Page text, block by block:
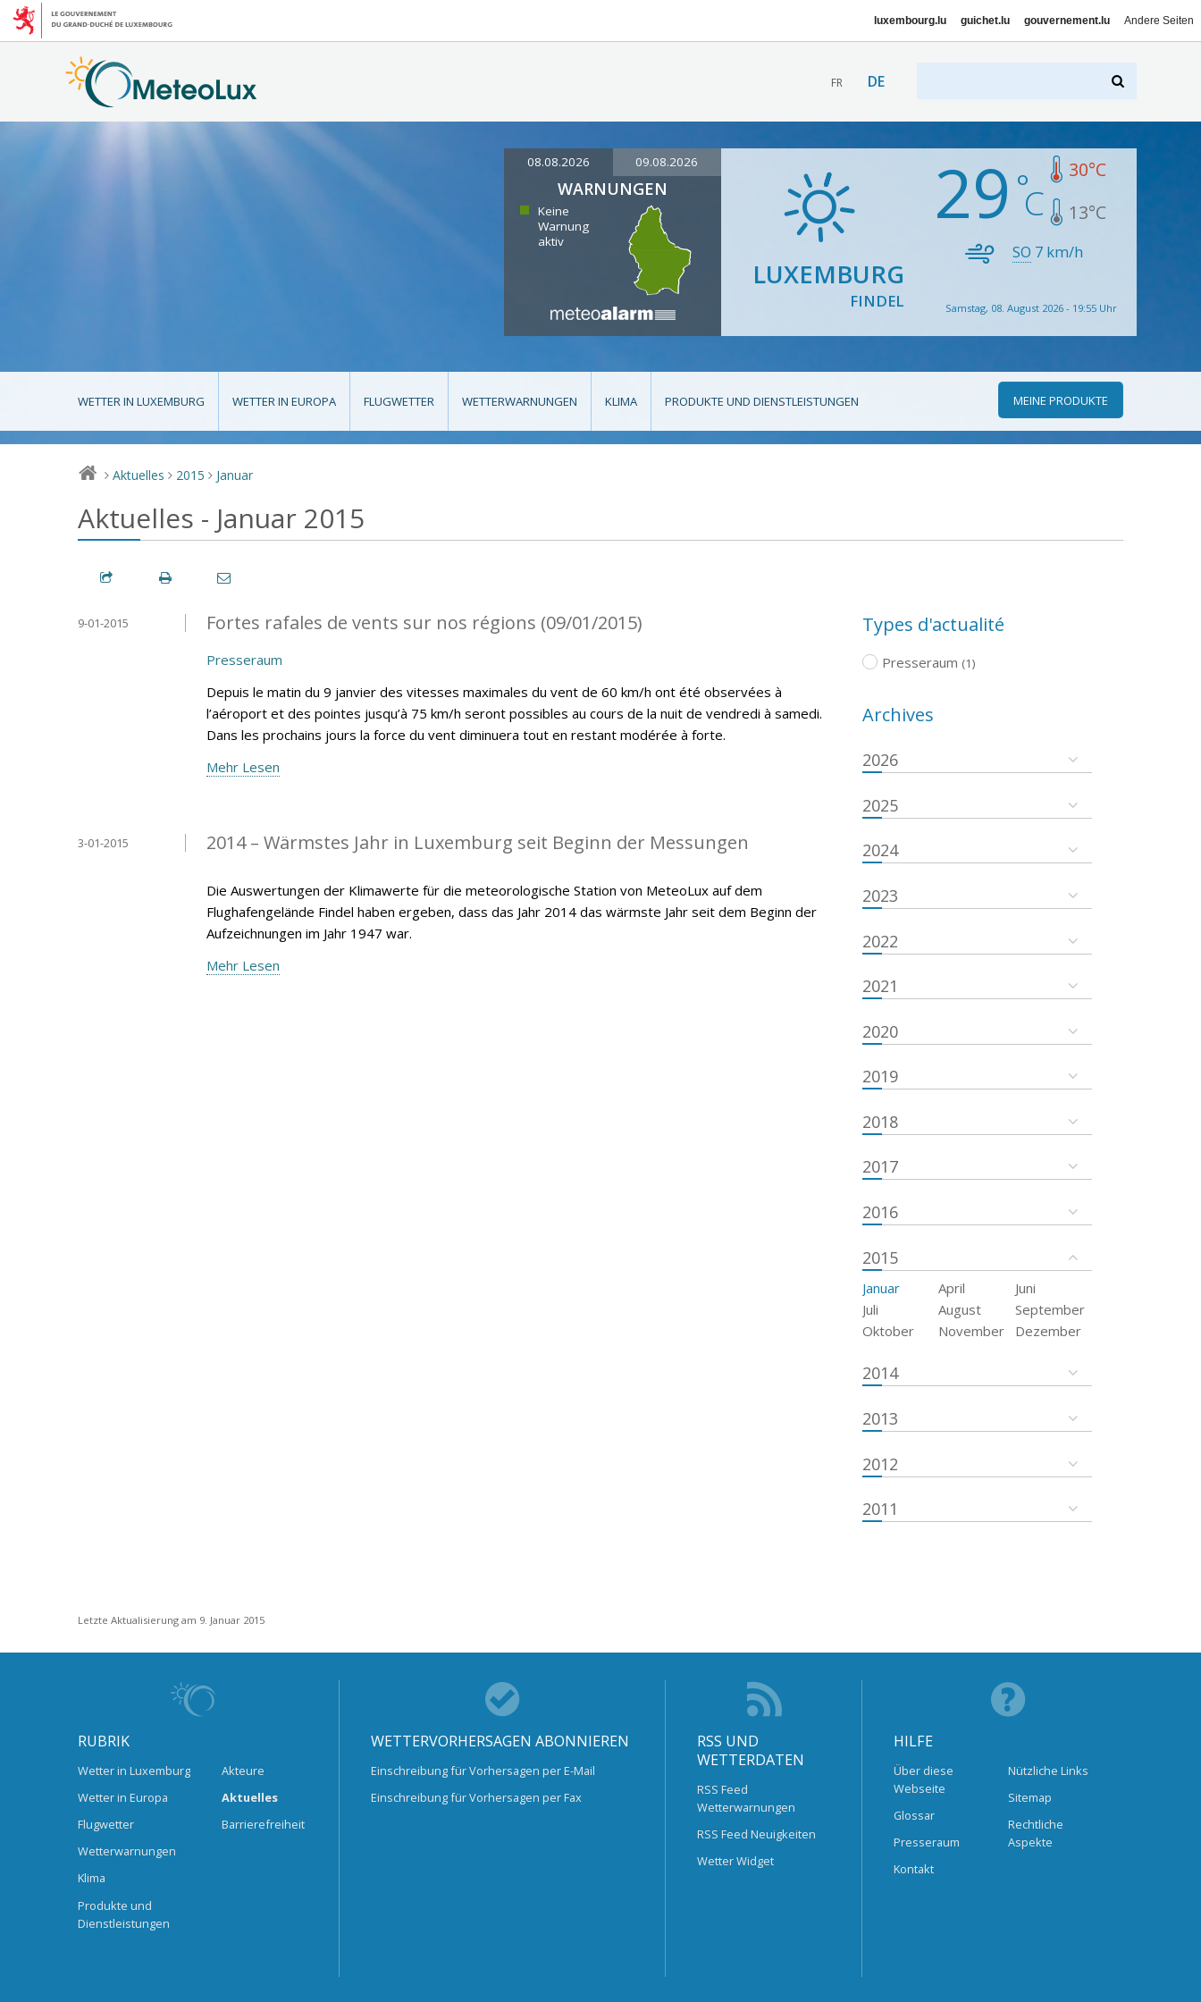
luxembourg.lu guichet.lu gouvernement.lu Andere Seiten
FR DE
08.08.2026 09.08.2026
WARNUNGEN
Keine
Warnung
aktiv
LUXEMBURG
FINDEL
29 30°C
13°C
SO 7 km/h
Samstag, 08. August 2026 - 19:55 Uhr
WETTER IN LUXEMBURG WETTER IN EUROPA FLUGWETTER WETTERWARNUNGEN KLIMA PRODUKTE UND DIENSTLEISTUNGEN MEINE PRODUKTE
> Aktuelles > 2015 > Januar
Aktuelles - Januar 2015
Fortes rafales de vents sur nos régions (09/01/2015)
9-01-2015
Presseraum
Depuis le matin du 9 janvier des vitesses maximales du vent de 60 km/h ont été observées à
l’aéroport et des pointes jusqu’à 75 km/h seront possibles au cours de la nuit de vendredi à samedi.
Dans les prochains jours la force du vent diminuera tout en restant modérée à forte.
Mehr Lesen
2014 – Wärmstes Jahr in Luxemburg seit Beginn der Messungen
3-01-2015
Die Auswertungen der Klimawerte für die meteorologische Station von MeteoLux auf dem
Flughafengelände Findel haben ergeben, dass das Jahr 2014 das wärmste Jahr seit dem Beginn der
Aufzeichnungen im Jahr 1947 war.
Mehr Lesen
Types d'actualité
Presseraum (1)
Archives
2026
2025
2024
2023
2022
2021
2020
2019
2018
2017
2016
2015
Januar April
Juni
Juli
August
September
Oktober
November Dezember
2014
2013
2012
2011
Letzte Aktualisierung am 9. Januar 2015
RUBRIK
Wetter in Luxemburg
Wetter in Europa
Flugwetter
Wetterwarnungen
Klima
Produkte und
Dienstleistungen
Akteure
Aktuelles
Barrierefreiheit
WETTERVORHERSAGEN ABONNIEREN
Einschreibung für Vorhersagen per E-Mail
Einschreibung für Vorhersagen per Fax
RSS UND
WETTERDATEN
RSS Feed
Wetterwarnungen
RSS Feed Neuigkeiten
Wetter Widget
HILFE
Über diese
Webseite
Glossar
Presseraum
Kontakt
Nützliche Links
Sitemap
Rechtliche
Aspekte